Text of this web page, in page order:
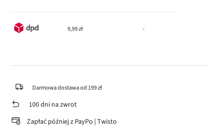
9,99 zł -
Darmowa dostawa od 199 zł
100 dni na zwrot
Zapłać później z PayPo | Twisto